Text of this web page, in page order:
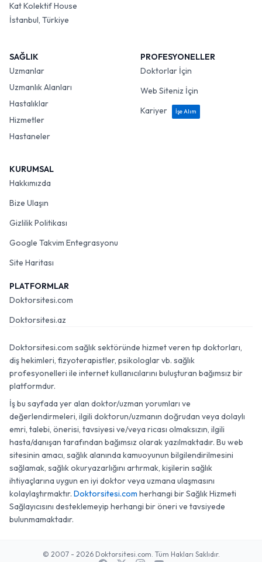
Kat Kolektif House
İstanbul, Türkiye
SAĞLIK
Uzmanlar
Uzmanlık Alanları
Hastalıklar
Hizmetler
Hastaneler
PROFESYONELLER
Doktorlar İçin
Web Siteniz İçin
Kariyer
İşe Alım
KURUMSAL
Hakkımızda
Bize Ulaşın
Gizlilik Politikası
Google Takvim Entegrasyonu
Site Haritası
PLATFORMLAR
Doktorsitesi.com
Doktorsitesi.az
Doktorsitesi.com sağlık sektöründe hizmet veren tıp doktorları,
diş hekimleri, fizyoterapistler, psikologlar vb. sağlık
profesyonelleri ile internet kullanıcılarını buluşturan bağımsız bir
platformdur.
İş bu sayfada yer alan doktor/uzman yorumları ve
değerlendirmeleri, ilgili doktorun/uzmanın doğrudan veya dolaylı
emri, talebi, önerisi, tavsiyesi ve/veya ricası olmaksızın, ilgili
hasta/danışan tarafından bağımsız olarak yazılmaktadır. Bu web
sitesinin amacı, sağlık alanında kamuoyunun bilgilendirilmesini
sağlamak, sağlık okuryazarlığını artırmak, kişilerin sağlık
ihtiyaçlarına uygun en iyi doktor veya uzmana ulaşmasını
kolaylaştırmaktır. Doktorsitesi.com herhangi bir Sağlık Hizmeti
Sağlayıcısını desteklemeyip herhangi bir öneri ve tavsiyede
bulunmamaktadır.
© 2007 - 2026 Doktorsitesi.com. Tüm Hakları Saklıdır.